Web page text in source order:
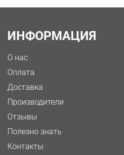
ИНФОРМАЦИЯ
О нас
Оплата
Доставка
Производители
Отзывы
Полезно знать
Контакты